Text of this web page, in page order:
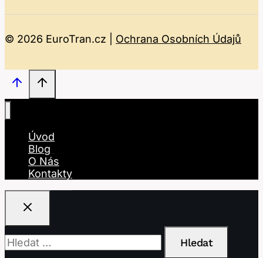
© 2026 EuroTran.cz | Ochrana Osobních Údajů
Úvod
Blog
O Nás
Kontakty
Vyhledávání